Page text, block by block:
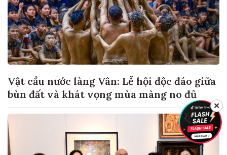
Vật cầu nước làng Vân: Lễ hội độc đáo giữa
bùn đất và khát vọng mùa màng no đủ
✕